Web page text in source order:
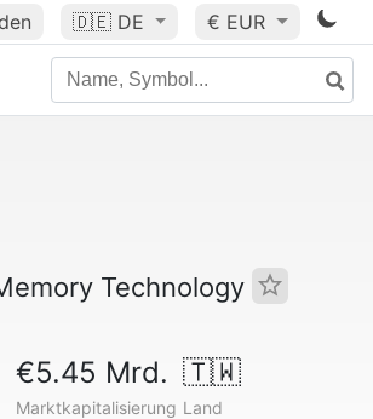
🇩🇪 DE € EUR
Technology
€5.45 Mrd.
Marktkapitalisierung
🇹🇼
Land